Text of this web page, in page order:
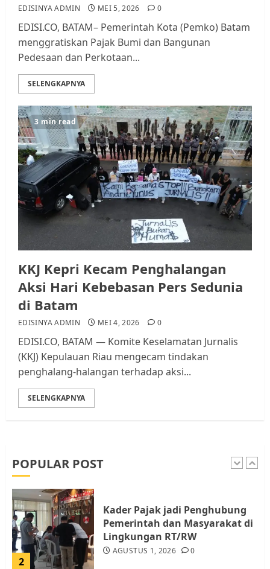
EDISINYA ADMIN MEI 5, 2026 0
EDISI.CO, BATAM– Pemerintah Kota (Pemko) Batam
menggratiskan Pajak Bumi dan Bangunan
Pedesaan dan Perkotaan...
SELENGKAPNYA
3 min read
KKJ Kepri Kecam Penghalangan
Aksi Hari Kebebasan Pers Sedunia
di Batam
EDISINYA ADMIN MEI 4, 2026 0
EDISI.CO, BATAM — Komite Keselamatan Jurnalis
(KKJ) Kepulauan Riau mengecam tindakan
penghalang-halangan terhadap aksi...
SELENGKAPNYA
POPULAR POST
3
Datangi Pemko Batam, Warga
Rempang Protes Lahan Mereka
Diambil untuk Sekolah Rakyat
JULI 21, 2026 0
Warga Rempang Ajukan
Audiensi dengan Wali Kota
Batam, Soroti Aktivitas yang
Resahkan Warga
JULI 17, 2026
5
Tim Advokasi Desak BP Batam
Berhenti Merampas Tanah
Warga Rempang
JULI 15, 2026 0
1
2
Kader Pajak jadi Penghubung
Pemerintah dan Masyarakat di
Lingkungan RT/RW
AGUSTUS 1, 2026 0